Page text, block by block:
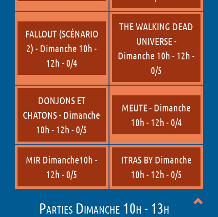
FALLOUT (SCÉNARIO
2) - Dimanche 10h -
12h - 0/4
THE WALKING DEAD
UNIVERSE -
Dimanche 10h - 12h -
0/5
DONJONS ET
CHATONS - Dimanche
10h - 12h - 0/5
MEUTE - Dimanche
10h - 12h - 0/4
MIR Dimanche10h -
12h - 0/5
ITRAS BY Dimanche
10h - 12h - 0/5
Parties Dimanche 10h - 13h